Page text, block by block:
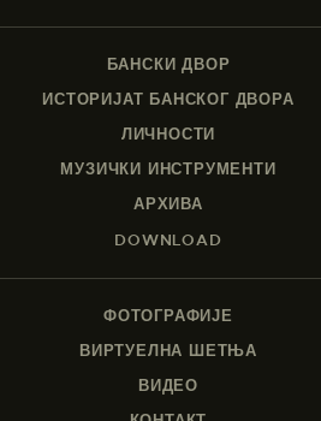
БАНСКИ ДВОР
ИСТОРИЈАТ БАНСКОГ ДВОРА
ЛИЧНОСТИ
МУЗИЧКИ ИНСТРУМЕНТИ
АРХИВА
DOWNLOAD
ФОТОГРАФИЈЕ
ВИРТУЕЛНА ШЕТЊА
ВИДЕО